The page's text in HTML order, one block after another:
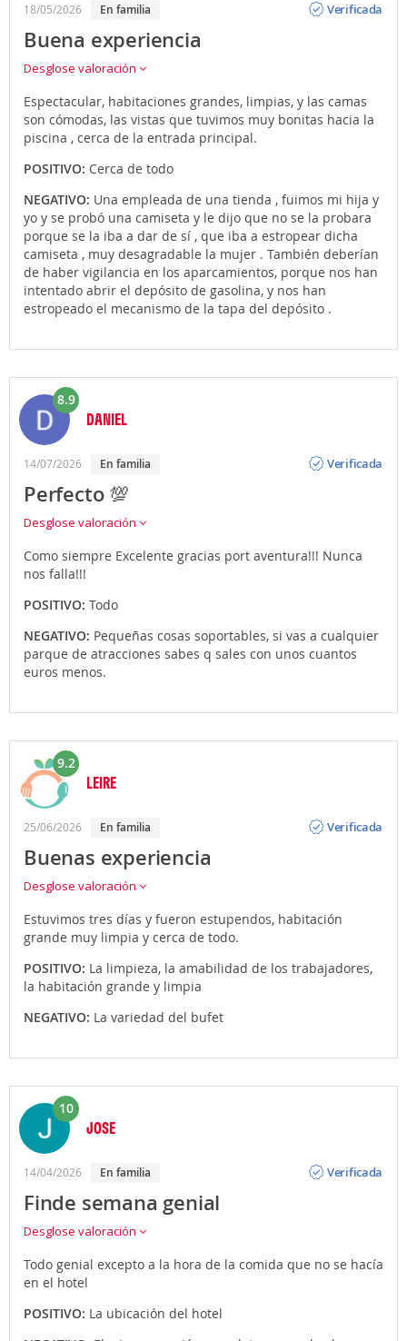
18/05/2026 en familia
Verificada
Buena experiencia
Desglose valoración
Espectacular, habitaciones grandes, limpias, y las camas
son cómodas, las vistas que tuvimos muy bonitas hacia la
piscina , cerca de la entrada principal.
POSITIVO: Cerca de todo
NEGATIVO: Una empleada de una tienda , fuimos mi hija y
yo y se probó una camiseta y le dijo que no se la probara
porque se la iba a dar de sí , que iba a estropear dicha
camiseta , muy desagradable la mujer . También deberían
de haber vigilancia en los aparcamientos, porque nos han
intentado abrir el depósito de gasolina, y nos han
estropeado el mecanismo de la tapa del depósito .
8.9
DANIEL
14/07/2026 en familia
Verificada
Perfecto 💯
Desglose valoración
Como siempre Excelente gracias port aventura!!! Nunca
nos falla!!!
POSITIVO: Todo
NEGATIVO: Pequeñas cosas soportables, si vas a cualquier
parque de atracciones sabes q sales con unos cuantos
euros menos.
9.2
LEIRE
25/06/2026 en familia
Verificada
Buenas experiencia
Desglose valoración
Estuvimos tres días y fueron estupendos, habitación
grande muy limpia y cerca de todo.
POSITIVO: La limpieza, la amabilidad de los trabajadores,
la habitación grande y limpia
NEGATIVO: La variedad del bufet
10
JOSE
14/04/2026 en familia
Verificada
Finde semana genial
Desglose valoración
Todo genial excepto a la hora de la comida que no se hacía
en el hotel
POSITIVO: La ubicación del hotel